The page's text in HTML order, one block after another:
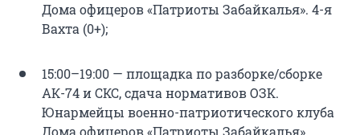
Дома офицеров «Патриоты Забайкалья». 4-я
Вахта (0+);
15:00–19:00 — площадка по разборке/сборке
АК-74 и СКС, сдача нормативов ОЗК.
Юнармейцы военно-патриотического клуба
Дома офицеров «Патриоты Забайкалья».